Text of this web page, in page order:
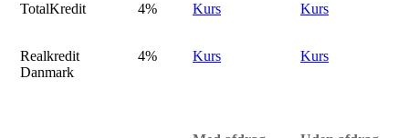
TotalKredit 4% Kurs Kurs
Realkredit
Danmark
4% Kurs Kurs